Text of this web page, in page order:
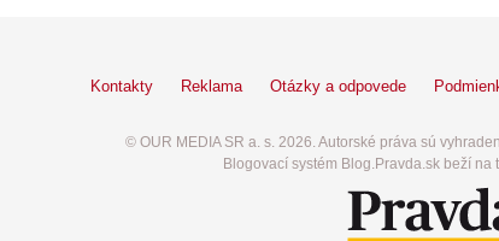
Kontakty Reklama Otázky a odpovede
© OUR MEDIA SR a. s. 2026. Autorské práva sú
Blogovací systém Blog.Pravda.sk beží na